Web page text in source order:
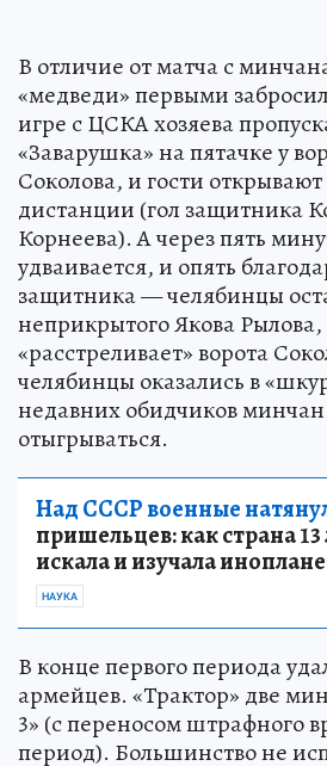
В отличие от матча с
«медведи» первыми
игре с ЦСКА хозяева
«Заварушка» на пятачке у
Соколова, и гости
дистанции (гол защитника
Корнеева). А через пять
удваивается, и опять
защитника — челябинцы
неприкрытого Якова Рылова,
«расстреливает» ворота
челябинцы оказались в
недавних обидчиков
отыгрываться.
Над СССР военные
пришельцев: как страна 13
искала и изучала
НАУКА
В конце первого периода
армейцев. «Трактор» две
3» (с переносом штрафного
период). Большинство не